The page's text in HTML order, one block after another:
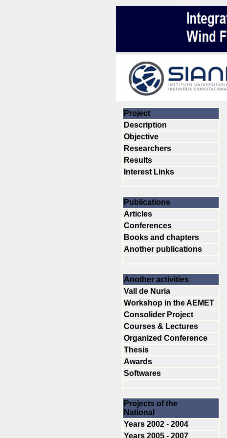
Project
Description
Objective
Researchers
Results
Interest Links
Publications
Articles
Conferences
Books and chapters
Another publications
Another activities
Vall de Nuria
Workshop in the AEMET
Consolider Project
Courses & Lectures
Organized Conference
Thesis
Awards
Softwares
Projects of the
National
Years 2002 - 2004
Years 2005 - 2007